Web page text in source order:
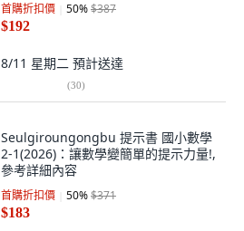
首購折扣價 50%$387
$192
8/11 星期二 預計送達
(30)
Seulgiroungongbu 提示書 國小數學
2-1(2026)：讓數學變簡單的提示力量!,
參考詳細內容
首購折扣價 50%$371
$183